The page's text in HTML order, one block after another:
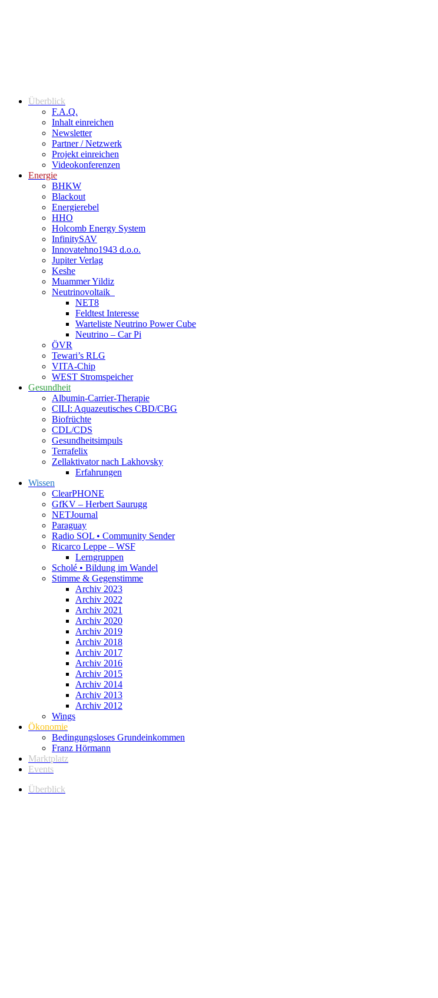
Überblick
F.A.Q.
Inhalt einreichen
Newsletter
Partner / Netzwerk
Projekt einreichen
Videokonferenzen
Energie
BHKW
Blackout
Energierebel
HHO
Holcomb Energy System
InfinitySAV
Innovatehno1943 d.o.o.
Jupiter Verlag
Keshe
Muammer Yildiz
Neutrinovoltaik
NET8
Feldtest Interesse
Warteliste Neutrino Power Cube
Neutrino – Car Pi
ÖVR
Tewari’s RLG
VITA-Chip
WEST Stromspeicher
Gesundheit
Albumin-Carrier-Therapie
CILI: Aquazeutisches CBD/CBG
Biofrüchte
CDL/CDS
Gesundheitsimpuls
Terrafelix
Zellaktivator nach Lakhovsky
Erfahrungen
Wissen
ClearPHONE
GfKV – Herbert Saurugg
NETJournal
Paraguay
Radio SOL • Community Sender
Ricarco Leppe – WSF
Lerngruppen
Scholé • Bildung im Wandel
Stimme & Gegenstimme
Archiv 2023
Archiv 2022
Archiv 2021
Archiv 2020
Archiv 2019
Archiv 2018
Archiv 2017
Archiv 2016
Archiv 2015
Archiv 2014
Archiv 2013
Archiv 2012
Wings
Ökonomie
Bedingungsloses Grundeinkommen
Franz Hörmann
Marktplatz
Events
Überblick